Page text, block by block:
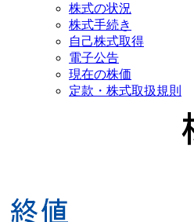
株式の状況
株式手続き
自己株式取得
電子公告
現在の株価
定款・株式取扱規則